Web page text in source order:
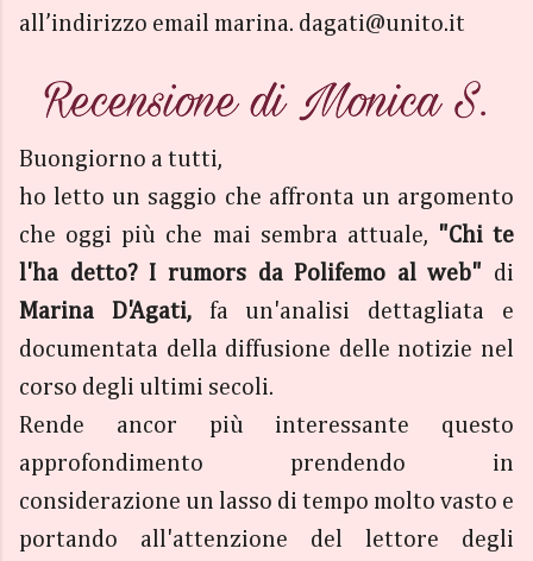
all’indirizzo email marina. dagati@unito.it
Buongiorno a tutti,
ho letto un saggio che affronta un argomento
che oggi più che mai sembra attuale, "Chi te
l'ha detto? I rumors da Polifemo al web" di
Marina D'Agati, fa un'analisi dettagliata e
documentata della diffusione delle notizie nel
corso degli ultimi secoli.
Rende ancor più interessante questo
approfondimento prendendo in
considerazione un lasso di tempo molto vasto e
portando all'attenzione del lettore degli